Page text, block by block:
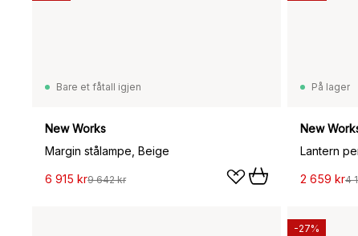
Bare et fåtall igjen
New Works
Margin stålampe, Beige
6 915 kr9 642 kr
På lager
New
2 659 kr4
-27%